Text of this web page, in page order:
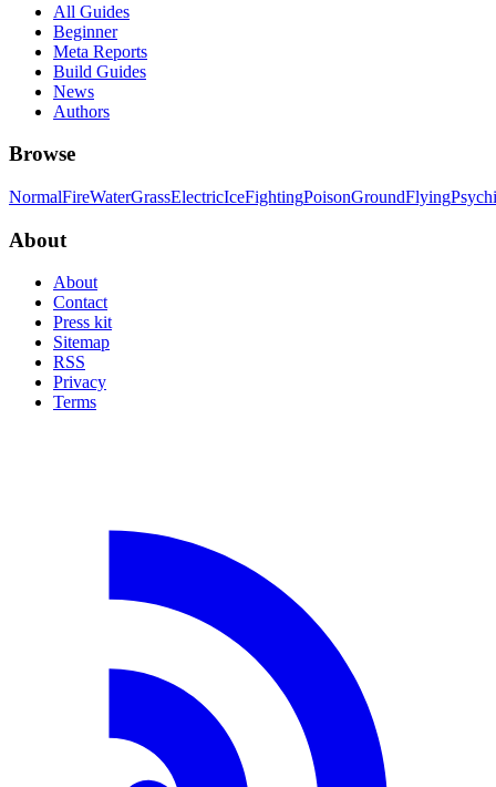
All Guides
Beginner
Meta Reports
Build Guides
News
Authors
Browse
NormalFireWaterGrassElectricIceFightingPoisonGroundFlying
About
About
Contact
Press kit
Sitemap
RSS
Privacy
Terms